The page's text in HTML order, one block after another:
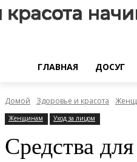
ГЛАВНАЯ ДОСУГ
Домой Здоровье и красота
Женщинам Уход за лицом
Средства